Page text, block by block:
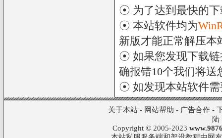
☉ 为了达到最快的
☉ 本站软件均为
新版才能正常解压本
☉ 如果您发现下载链
确报错10个我们将送
☉ 如发现本站软件
关于本站- 网站帮助 - 广告合作-
陆
Copyright © 2005-2023